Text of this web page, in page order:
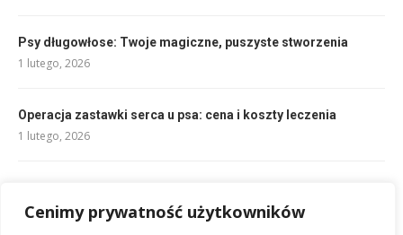
Cenimy prywatność użytkowników
Psy długowłose: Twoje magiczne, puszyste stworzenia
1 lutego, 2026
Operacja zastawki serca u psa: cena i koszty leczenia
1 lutego, 2026
1 lutego, 2026